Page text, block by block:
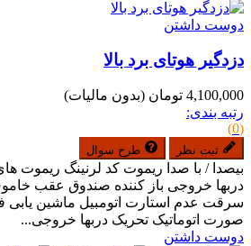
دوست داشتن
دزدگیر هوتای برد بالا
4,100,000 تومان
(بدون مالیات)
رتبه بندی:
(0)
ثبت نظر طرح سوال
بیصدا / با صدا ریموت کد لرنینگ ریموت
دربها خروجی باز کننده صندوق عقب
سرقت عدم استارت اتومبیل ماشین یابی
صورت اتوماتیک تحریک دربها خروجی...
دوست داشتن